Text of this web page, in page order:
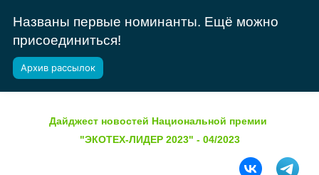
Названы первые номинанты. Ещё можно
присоединиться!
Архив рассылок
Дайджест новостей Национальной премии
"ЭКОТЕХ-ЛИДЕР 2023" - 04/2023